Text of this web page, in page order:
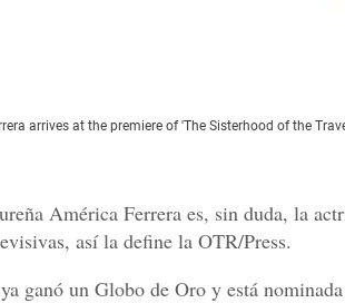
arrives at the premiere of 'The Sisterhood of the
América Ferrera es, sin duda, la
así la define la OTR/Press.
ganó un Globo de Oro y está